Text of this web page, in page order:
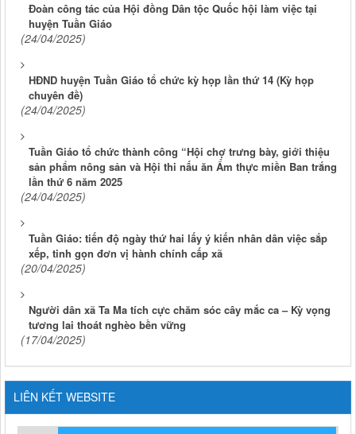
Đoàn công tác của Hội đồng Dân tộc Quốc hội làm việc tại
huyện Tuần Giáo
(24/04/2025)
HĐND huyện Tuần Giáo tổ chức kỳ họp lần thứ 14 (Kỳ họp
chuyên đề)
(24/04/2025)
Tuần Giáo tổ chức thành công “Hội chợ trưng bày, giới thiệu
sản phẩm nông sản và Hội thi nấu ăn Ẩm thực miền Ban trắng
lần thứ 6 năm 2025
(24/04/2025)
Tuần Giáo: tiến độ ngày thứ hai lấy ý kiến nhân dân việc sắp
xếp, tinh gọn đơn vị hành chính cấp xã
(20/04/2025)
Người dân xã Ta Ma tích cực chăm sóc cây mắc ca – Kỳ vọng
tương lai thoát nghèo bền vững
(17/04/2025)
LIÊN KẾT WEBSITE